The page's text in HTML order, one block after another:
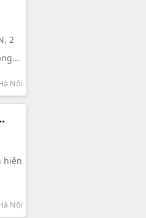
2
Nội
hiện
Nội